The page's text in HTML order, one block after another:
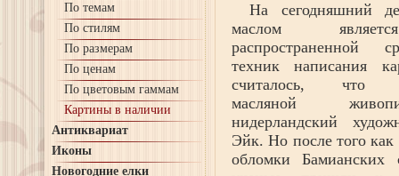
По темам
По стилям
По размерам
По ценам
По цветовым гаммам
Картины в наличии
Антиквариат
Иконы
Новогодние елки
На сегодняшний
маслом
распространенной
техник написания
считалось, что
масляной
нидерландский
Эйк. Но после того
обломки Бамианских